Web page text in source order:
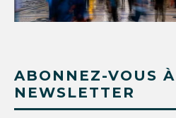
ABONNEZ-VOUS
NEWSLETTER